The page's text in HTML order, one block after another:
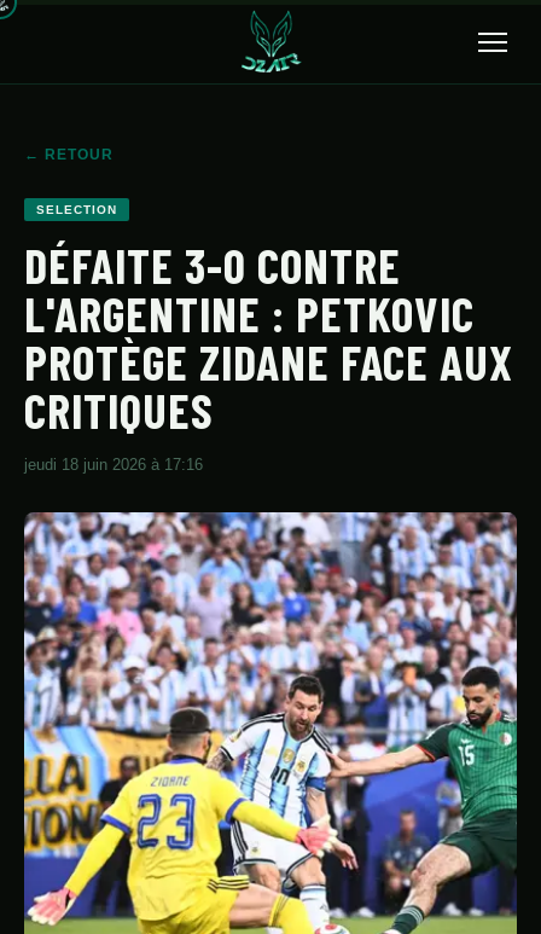
ACCUEIL
ACTUALITÉS
SÉLECTION
TRANSFERTS
CLUBS
STATISTIQUES
GALERIE
À PROPOS
CONTACT
← RETOUR
SELECTION
DÉFAITE 3-0 CONTRE
L'ARGENTINE : PETKOVIC
PROTÈGE ZIDANE FACE AUX
CRITIQUES
jeudi 18 juin 2026 à 17:16